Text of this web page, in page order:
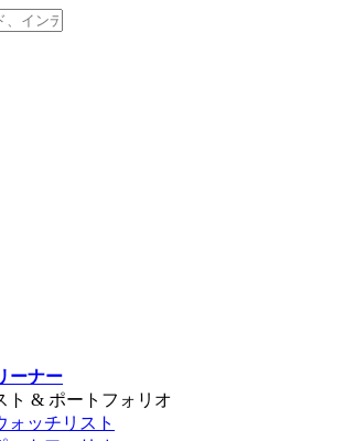
ーナー
ト & ポートフォリオ
ォッチリスト